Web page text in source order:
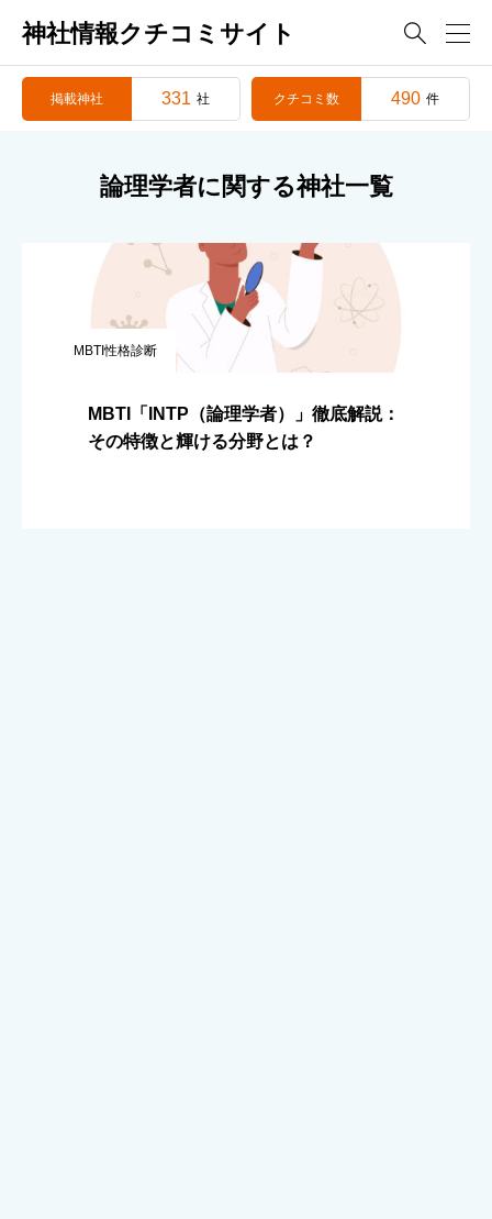
神社情報クチコミサイト 
掲載神社 331 社 クチコミ数 490 件
論理学者に関する神社一覧
MBTI性格診断
MBTI「INTP（論理学者）」徹底解説：
その特徴と輝ける分野とは？